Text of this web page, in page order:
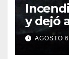
y dejó
Pasto
AGOSTO